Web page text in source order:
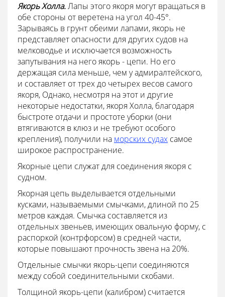
Якорь Холла.Лапы этого якоря могут вращаться в
обе стороны от веретена на угол 40-45°.
Зарываясь в грунт обеими лапами, якорь не
представляет опасности для других судов на
мелководье и исключается возможность
запутывания на него якорь - цепи. Но его
держащая сила меньше, чем у адмиралтейского,
и составляет от трех до четырех весов самого
якоря, Однако, несмотря на этот и другие
некоторые недостатки, якоря Холла, благодаря
быстроте отдачи и простоте уборки (они
втягиваются в клюз и не требуют особого
крепления), получили на морских судах самое
широкое распространение.
Якорные цепи служат для соединения якоря с
судном.
Якорная цепь выделывается отдельными
кусками, называемыми смычками, длиной по 25
метров каждая. Смычка составляется из
отдельных звеньев, имеющих овальную форму, с
распоркой (контрфорсом) в средней части,
которые повышают прочность звена на 20%.
Отдельные смычки якорь-цепи соединяются
между собой соединительными скобами.
Толщиной якорь-цепи (калибром) считается